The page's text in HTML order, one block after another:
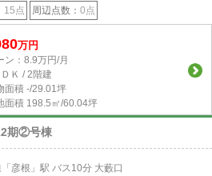
15点 周辺点数： 0点
万円
ン：8.9万円/月
Ｋ / 2階建
面積 -/29.01坪
面積 198.5㎡/60.04坪
期②号棟
彦根」駅 バス10分 大藪口